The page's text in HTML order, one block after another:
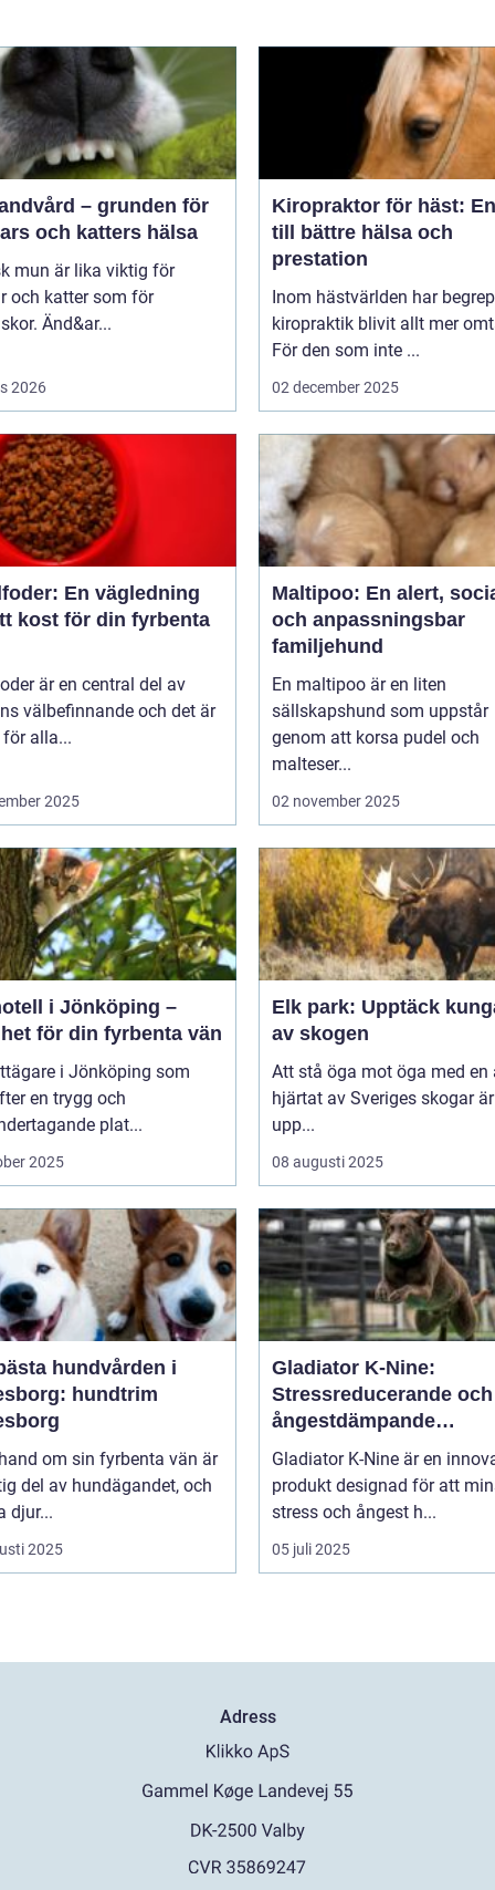
– grunden för
och katters hälsa
mun är lika viktig för
och katter som för
Änd&ar...
2026
Kiropraktor för häst:
till bättre hälsa och
prestation
Inom hästvärlden har
kiropraktik blivit allt mer
För den som inte ...
02 december 2025
En vägledning
kost för din fyrbenta
är en central del av
välbefinnande och det är
alla...
2025
Maltipoo: En alert,
och anpassningsbar
familjehund
En maltipoo är en liten
sällskapshund som uppstår
genom att korsa pudel och
malteser...
02 november 2025
i Jönköping –
för din fyrbenta vän
i Jönköping som
en trygg och
plat...
2025
Elk park: Upptäck
av skogen
Att stå öga mot öga med en
hjärtat av Sveriges skogar
upp...
08 augusti 2025
hundvården i
hundtrim
om sin fyrbenta vän är
del av hundägandet, och
djur...
2025
Gladiator K-Nine:
Stressreducerande och
ångestdämpande
hundhalsband
Gladiator K-Nine är en
produkt designad för att
stress och ångest h...
05 juli 2025
Adress